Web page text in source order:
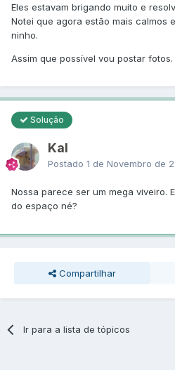
Eles estavam brigando muito e
Notei que agora estão mais calmos
ninho.
Assim que possível vou postar fotos.
Solução
Kal
Postado 1 de Novembro de
Nossa parece ser um mega viveiro.
do espaço né?
Compartilhar
Ir para a lista de tópicos